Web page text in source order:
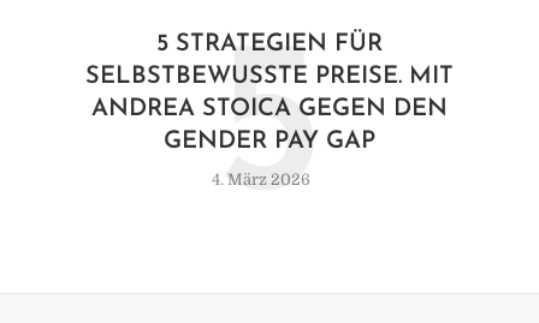
5 STRATEGIEN FÜR
SELBSTBEWUSSTE PREISE. MIT
ANDREA STOICA GEGEN DEN
GENDER PAY GAP
4. März 2026
5